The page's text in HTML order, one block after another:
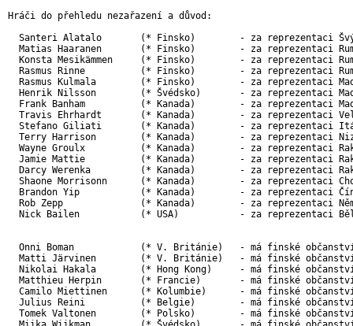
Hráči do přehledu nezařazení a důvod:
Santeri Alatalo       (* Finsko)        - za reprezentaci
Matias Haaranen       (* Finsko)        - za reprezentaci
Konsta Mesikämmen     (* Finsko)        - za reprezentaci
Rasmus Rinne          (* Finsko)        - za reprezentaci
Rasmus Kulmala        (* Finsko)        - za reprezentaci
Henrik Nilsson        (* Švédsko)       - za reprezentaci
Frank Banham          (* Kanada)        - za reprezentaci
Travis Ehrhardt       (* Kanada)        - za reprezentaci
Stefano Giliati       (* Kanada)        - za reprezentaci
Terry Harrison        (* Kanada)        - za reprezentaci
Wayne Groulx          (* Kanada)        - za reprezentaci
Jamie Mattie          (* Kanada)        - za reprezentaci
Darcy Werenka         (* Kanada)        - za reprezentaci
Shaone Morrisonn      (* Kanada)        - za reprezentaci
Brandon Yip           (* Kanada)        - za reprezentaci
Rob Zepp              (* Kanada)        - za reprezentaci
Nick Bailen           (* USA)           - za reprezentaci
Onni Boman            (* V. Británie)   - má finské
Matti Järvinen        (* V. Británie)   - má finské
Nikolai Hakala        (* Hong Kong)     - má finské
Matthieu Herpin       (* Francie)       - má finské
Camilo Miettinen      (* Kolumbie)      - má finské
Julius Reini          (* Belgie)        - má finské
Tomek Valtonen        (* Polsko)        - má finské